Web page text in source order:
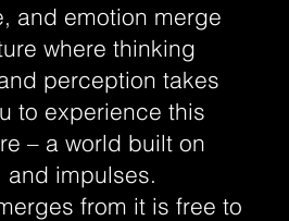
and emotion merge
where thinking
perception takes
to experience this
– a world built on
impulses.
from it is free to